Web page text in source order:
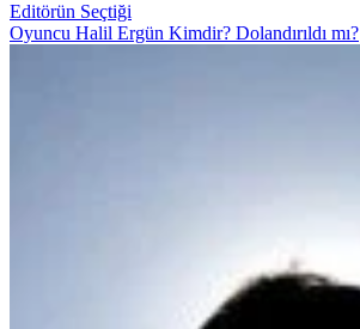
Editörün Seçtiği
Oyuncu Halil Ergün Kimdir? Dolandırıldı mı?